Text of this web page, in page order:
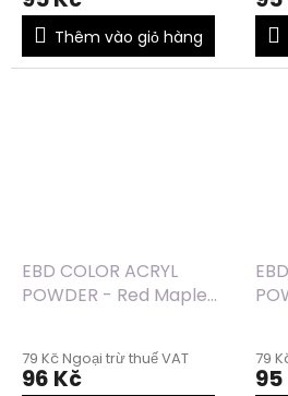
Thêm vào giỏ hàng
EBD COLOR ACRYL
POWDER - Red Maple
79 Kč Ngoại trừ thuế VAT
96 Kč
79
95